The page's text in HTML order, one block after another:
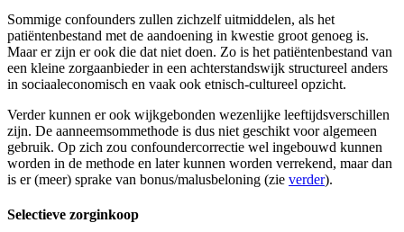
Sommige confounders zullen zichzelf uitmiddelen, als het
patiëntenbestand met de aandoening in kwestie groot genoeg is.
Maar er zijn er ook die dat niet doen. Zo is het patiëntenbestand van
een kleine zorgaanbieder in een achterstandswijk structureel anders
in sociaaleconomisch en vaak ook etnisch-cultureel opzicht.
Verder kunnen er ook wijkgebonden wezenlijke leeftijdsverschillen
zijn. De aanneemsommethode is dus niet geschikt voor algemeen
gebruik. Op zich zou confoundercorrectie wel ingebouwd kunnen
worden in de methode en later kunnen worden verrekend, maar dan
is er (meer) sprake van bonus/malusbeloning (zie verder).
Selectieve zorginkoop